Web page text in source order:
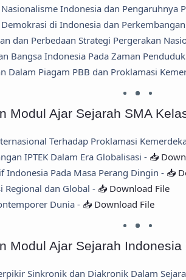
Indonesia dan Pengaruhnya
di Indonesia dan
dan Perbedaan Strategi Pergerakan
Bangsa Indonesia Pada Zaman
Dalam Piagam PBB dan Proklamasi
Modul Ajar Sejarah SMA
Terhadap Proklamasi
IPTEK Dalam Era Globalisasi - 📥
Indonesia Pada Masa Perang Dingin - 📥
Regional dan Global - 📥 Download File
Dunia - 📥 Download File
Modul Ajar Sejarah
Sinkronik dan Diakronik Dalam